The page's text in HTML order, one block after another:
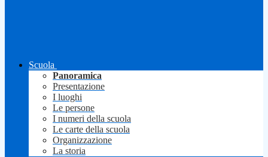
Scuola
Panoramica
Presentazione
I luoghi
Le persone
I numeri della scuola
Le carte della scuola
Organizzazione
La storia